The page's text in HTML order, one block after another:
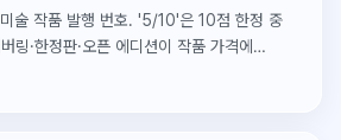
술 작품 발행 번호. '5/10'은 10점 한정 중
링·한정판·오픈 에디션이 작품 가격에
, 한 줄로 정리하고 씨앗페 실제 사례로